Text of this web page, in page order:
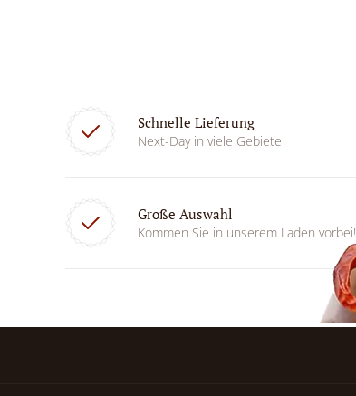
Schnelle Lieferung
Next-Day in viele Gebiete
Große Auswahl
Kommen Sie in unserem Laden vorbei!